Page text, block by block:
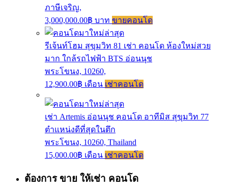
ภาษีเจริญ,
3,000,000.00฿ บาท ขายคอนโด
รีเจ้นท์โฮม สุขุมวิท 81 เช่า คอนโด ห้องใหม่สวย
มาก ใกล้รถไฟฟ้า BTS อ่อนนุช
พระโขนง, 10260,
12,900.00฿ เดือน เช่าคอนโด
เช่า Artemis อ่อนนุช คอนโด อาทีมิส สุขุมวิท 77
ตำแหน่งดีที่สุดในตึก
พระโขนง, 10260, Thailand
15,000.00฿ เดือน เช่าคอนโด
ต้องการ ขาย ให้เช่า คอนโด